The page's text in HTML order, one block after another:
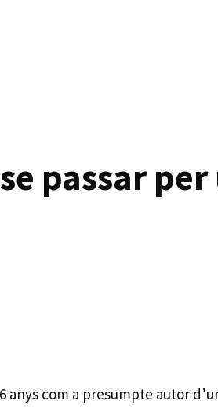
passar
anys com a presumpte autor